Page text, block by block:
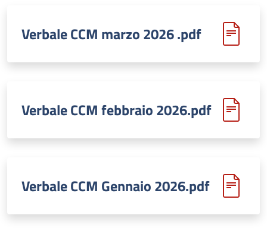
Verbale CCM marzo 2026 .pdf
Verbale CCM febbraio 2026.pdf
Verbale CCM Gennaio 2026.pdf